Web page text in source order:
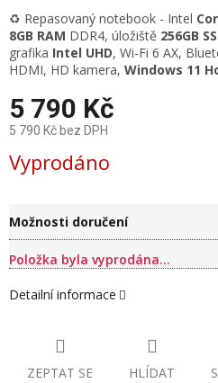
♻️ Repasovaný notebook - Intel
8GB RAM DDR4, úložiště 256GB
grafika Intel UHD, Wi-Fi 6 AX,
HDMI, HD kamera, Windows 11
5 790 Kč
5 790 Kč bez DPH
Měrná
cena:
Vyprodáno
Možnosti doručení
Položka byla vyprodána…
Detailní informace
ZEPTAT SE HLÍDAT